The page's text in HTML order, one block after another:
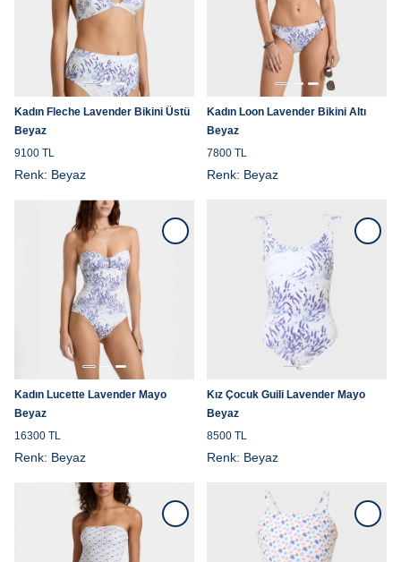
Kadın Fleche Lavender Bikini Üstü
Beyaz
9100 TL
Renk: Beyaz
Kadın Loon Lavender Bikini Altı
Beyaz
7800 TL
Renk: Beyaz
Kadın Lucette Lavender Mayo
Beyaz
16300 TL
Renk: Beyaz
Kız Çocuk Guili Lavender Mayo
Beyaz
8500 TL
Renk: Beyaz